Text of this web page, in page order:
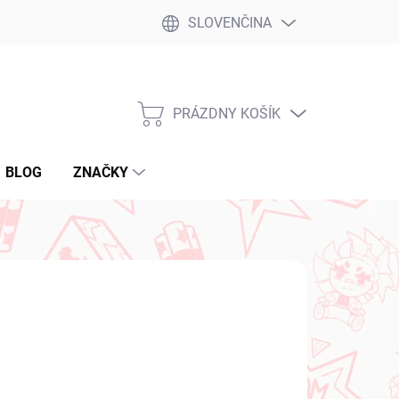
SLOVENČINA
NÁKUPNÝ
PRÁZDNY KOŠÍK
BLOG ZNAČKY